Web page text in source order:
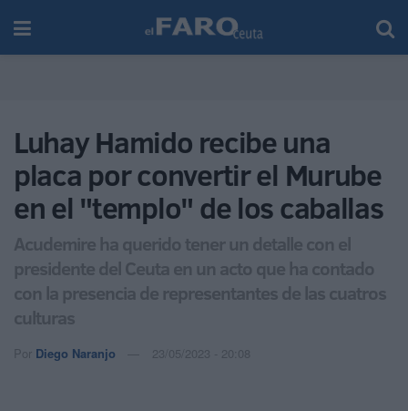
Luhay Hamido recibe una
placa por convertir el Murube
en el "templo" de los caballas
Acudemire ha querido tener un detalle con el
presidente del Ceuta en un acto que ha contado
con la presencia de representantes de las cuatros
culturas
Por Diego Naranjo 23/05/2023 - 20:08